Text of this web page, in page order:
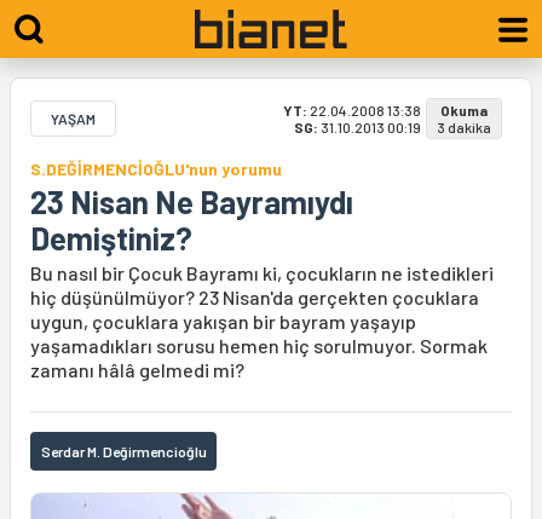
YAŞAM YT: 22.04.2008 13:38
SG: 31.10.2013 00:19
Okuma
3 dakika
S.DEĞİRMENCİOĞLU'nun yorumu
23 Nisan Ne Bayramıydı
Demiştiniz?
Bu nasıl bir Çocuk Bayramı ki, çocukların ne istedikleri
hiç düşünülmüyor? 23 Nisan'da gerçekten çocuklara
uygun, çocuklara yakışan bir bayram yaşayıp
yaşamadıkları sorusu hemen hiç sorulmuyor. Sormak
zamanı hâlâ gelmedi mi?
Serdar M. Değirmencioğlu